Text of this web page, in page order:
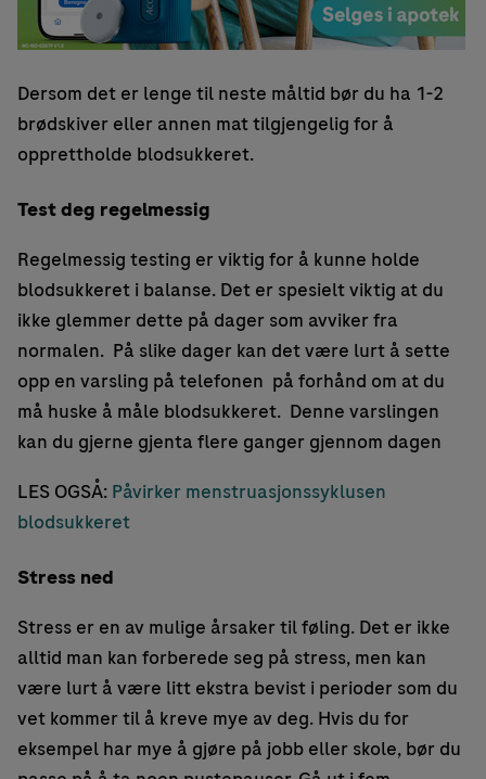
Dersom det er lenge til neste måltid bør du ha 1-2
brødskiver eller annen mat tilgjengelig for å
opprettholde blodsukkeret.
Test deg regelmessig
Regelmessig testing er viktig for å kunne holde
blodsukkeret i balanse. Det er spesielt viktig at du
ikke glemmer dette på dager som avviker fra
normalen. På slike dager kan det være lurt å sette
opp en varsling på telefonen på forhånd om at du
må huske å måle blodsukkeret. Denne varslingen
kan du gjerne gjenta flere ganger gjennom dagen
LES OGSÅ: Påvirker menstruasjonssyklusen
blodsukkeret
Stress ned
Stress er en av mulige årsaker til føling. Det er ikke
alltid man kan forberede seg på stress, men kan
være lurt å være litt ekstra bevist i perioder som du
vet kommer til å kreve mye av deg. Hvis du for
eksempel har mye å gjøre på jobb eller skole, bør du